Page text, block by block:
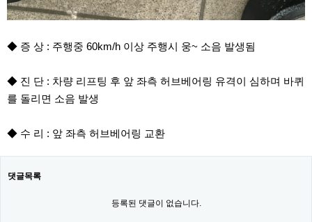
◆ 증 상 : 주행중 60km/h 이상 주행시 웅~ 소음 발생됨
◆ 진 단 : 차량 리프팅 후 앞 좌측 허브베어링 유격이 심하며 바퀴
를 돌리면 소음 발생
◆ 수 리 : 앞 좌측 허브베어링 교환
댓글목록
등록된 댓글이 없습니다.